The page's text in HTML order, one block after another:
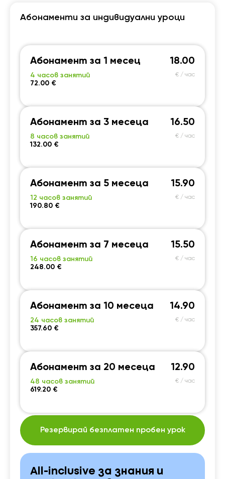
Абонаменти за индивидуални уроци
Абонамент за 1 месец
4 часов занятий
72.00 €
18.00
€ / час
Абонамент за 3 месеца
8 часов занятий
132.00 €
16.50
€ / час
Абонамент за 5 месеца
12 часов занятий
190.80 €
15.90
€ / час
Абонамент за 7 месеца
16 часов занятий
248.00 €
15.50
€ / час
Абонамент за 10 месеца
24 часов занятий
357.60 €
14.90
€ / час
Абонамент за 20 месеца
48 часов занятий
619.20 €
12.90
€ / час
Резервирай безплатен пробен урок
All-inclusive за знания и